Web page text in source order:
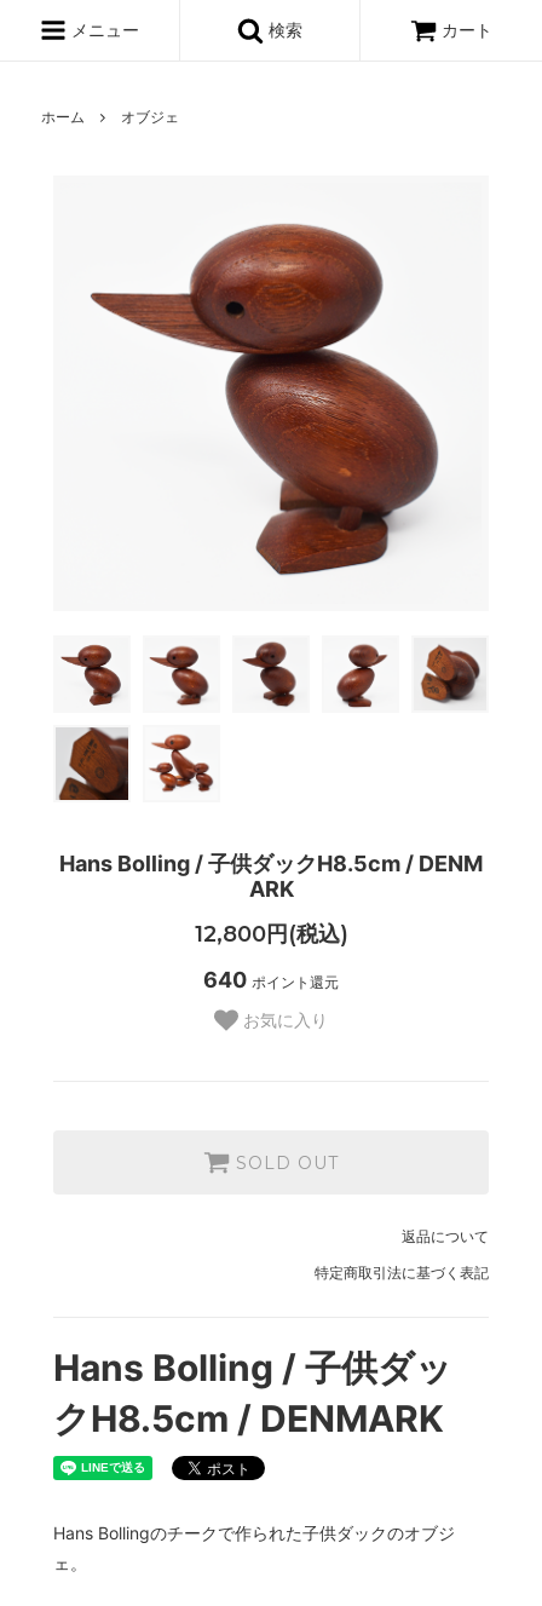
メニュー 検索 カート
ホーム オブジェ
Hans Bolling / 子供ダックH8.5cm / DENM
ARK
12,800円(税込)
640 ポイント還元
お気に入り
SOLD OUT
返品について
特定商取引法に基づく表記
Hans Bolling / 子供ダッ
クH8.5cm / DENMARK
Hans Bollingのチークで作られた子供ダックのオブジ
ェ。